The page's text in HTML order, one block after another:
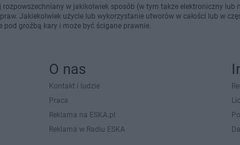
w jakikolwiek sposób (w tym także elektroniczny
Jakiekolwiek użycie lub wykorzystanie utworów w całości lub w
pod groźbą kary i może być ścigane prawnie.
O nas
Kontakt i ludzie
Praca
Reklama na ESKA.pl
Reklama w Radiu ESKA